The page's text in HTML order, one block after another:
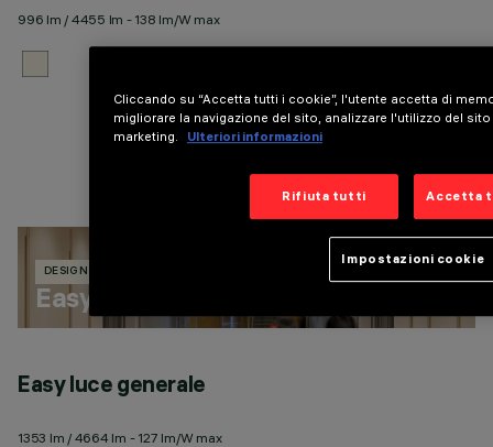
996 lm / 4455 lm - 138 lm/W max
DESIGN IGUZZINI
Easy
Easy luce generale
1353 lm / 4664 lm - 127 lm/W max
Cliccando su “Accetta tutti i cookie”, l'utente accetta di
migliorare la navigazione del sito, analizzare l'utilizzo del
marketing.
Ulteriori informazioni
Rifiuta tutti Accetta
Impostazioni cookie